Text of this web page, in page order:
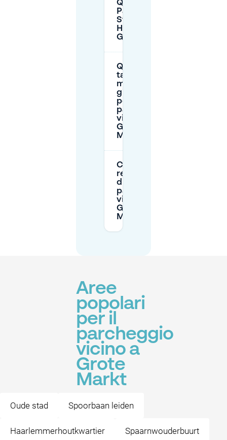
Quanto dista
Parkeergarage
Station
Haarlem dal
Grote Markt?
Qual è la
tariffa
massima
giornaliera
per il
parcheggio
vicino al
Grote
Markt?
Ci sono
restrizioni
di
parcheggio
vicino al
Grote
Markt?
Aree
popolari
per il
parcheggio
vicino a
Grote
Markt
Oude stad Spoorbaan leiden
Haarlemmerhoutkwartier Spaarnwouderbuurt